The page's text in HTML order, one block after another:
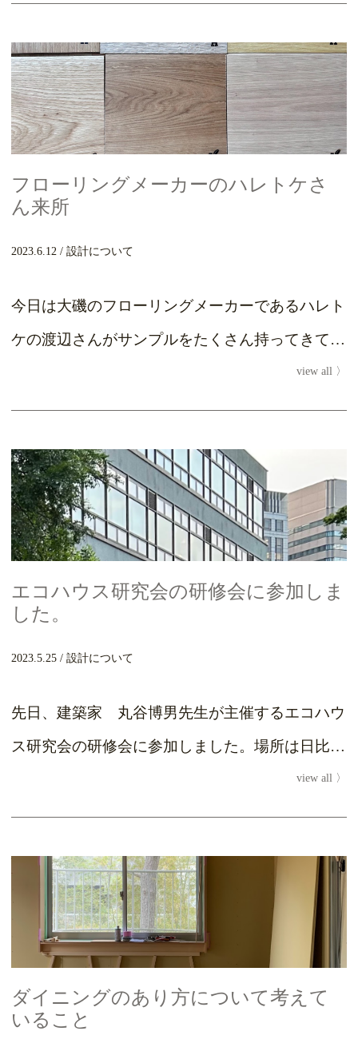
フローリングメーカーのハレトケさ
ん来所
2023.6.12 設計について
今日は大磯のフローリングメーカーであるハレト
ケの渡辺さんがサンプルをたくさん持ってきてく
ださいました。同じオークのフローリングでも色
の違い、塗...
view all
エコハウス研究会の研修会に参加しま
した。
2023.5.25 設計について
先日、建築家 丸谷博男先生が主催するエコハウ
ス研究会の研修会に参加しました。場所は日比谷
公園内の日比谷図書館。三角形の平面の面白い建
物です。外...
view all
ダイニングのあり方について考えて
いること